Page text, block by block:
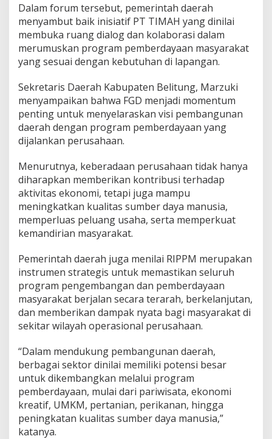
Dalam forum tersebut, pemerintah daerah
menyambut baik inisiatif PT TIMAH yang dinilai
membuka ruang dialog dan kolaborasi dalam
merumuskan program pemberdayaan masyarakat
yang sesuai dengan kebutuhan di lapangan.
Sekretaris Daerah Kabupaten Belitung, Marzuki
menyampaikan bahwa FGD menjadi momentum
penting untuk menyelaraskan visi pembangunan
daerah dengan program pemberdayaan yang
dijalankan perusahaan.
Menurutnya, keberadaan perusahaan tidak hanya
diharapkan memberikan kontribusi terhadap
aktivitas ekonomi, tetapi juga mampu
meningkatkan kualitas sumber daya manusia,
memperluas peluang usaha, serta memperkuat
kemandirian masyarakat.
Pemerintah daerah juga menilai RIPPM merupakan
instrumen strategis untuk memastikan seluruh
program pengembangan dan pemberdayaan
masyarakat berjalan secara terarah, berkelanjutan,
dan memberikan dampak nyata bagi masyarakat di
sekitar wilayah operasional perusahaan.
“Dalam mendukung pembangunan daerah,
berbagai sektor dinilai memiliki potensi besar
untuk dikembangkan melalui program
pemberdayaan, mulai dari pariwisata, ekonomi
kreatif, UMKM, pertanian, perikanan, hingga
peningkatan kualitas sumber daya manusia,”
katanya.